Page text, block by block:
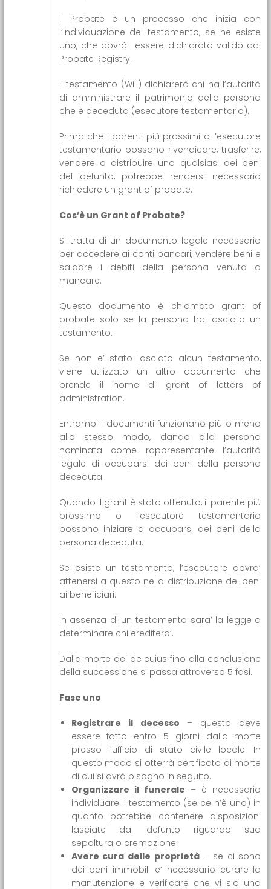
Il Probate è un processo che inizia con
l’individuazione del testamento, se ne esiste
uno, che dovrà essere dichiarato valido dal
Probate Registry.
Il testamento (Will) dichiarerà chi ha l’autorità
di amministrare il patrimonio della persona
che è deceduta (esecutore testamentario).
Prima che i parenti più prossimi o l’esecutore
testamentario possano rivendicare, trasferire,
vendere o distribuire uno qualsiasi dei beni
del defunto, potrebbe rendersi necessario
richiedere un grant of probate.
Cos’è un Grant of Probate?
Si tratta di un documento legale necessario
per accedere ai conti bancari, vendere beni e
saldare i debiti della persona venuta a
mancare.
Questo documento è chiamato grant of
probate solo se la persona ha lasciato un
testamento.
Se non e’ stato lasciato alcun testamento,
viene utilizzato un altro documento che
prende il nome di grant of letters of
administration.
Entrambi i documenti funzionano più o meno
allo stesso modo, dando alla persona
nominata come rappresentante l’autorità
legale di occuparsi dei beni della persona
deceduta.
Quando il grant è stato ottenuto, il parente più
prossimo o l’esecutore testamentario
possono iniziare a occuparsi dei beni della
persona deceduta.
Se esiste un testamento, l’esecutore dovra’
attenersi a questo nella distribuzione dei beni
ai beneficiari.
In assenza di un testamento sara’ la legge a
determinare chi ereditera’.
Dalla morte del de cuius fino alla conclusione
della successione si passa attraverso 5 fasi.
Fase uno
Registrare il decesso – questo deve
essere fatto entro 5 giorni dalla morte
presso l’ufficio di stato civile locale. In
questo modo si otterrà certificato di morte
di cui si avrà bisogno in seguito.
Organizzare il funerale – è necessario
individuare il testamento (se ce n’è uno) in
quanto potrebbe contenere disposizioni
lasciate dal defunto riguardo sua
sepoltura o cremazione.
Avere cura delle proprietà– se ci sono
dei beni immobili e’ necessario curare la
manutenzione e verificare che vi sia una